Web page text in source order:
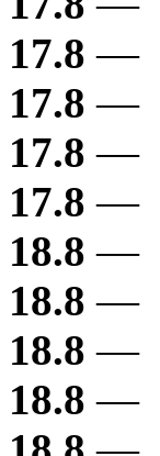
17.8 —
17.8 —
17.8 —
17.8 —
18.8 —
18.8 —
18.8 —
18.8 —